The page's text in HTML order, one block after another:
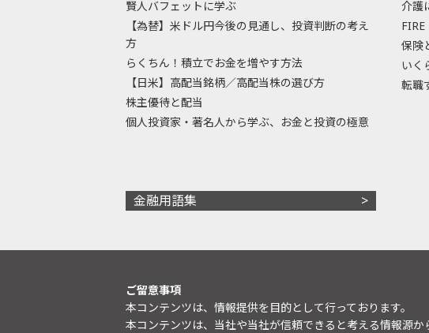
賢人バフェットに学ぶ
【為替】米ドル円今後の見通し、投資判断の考え
方
らくちん！積立でお金を増やす方法
【日米】高配当銘柄／高配当株の選び方
株主優待と配当
個人投資家・著名人から学ぶ、お金と投資の極意
介護
FIRE
保険
いく
転職
金融用語集
ご留意事項
本コンテンツは、情報提供を目的として行っております。
本コンテンツは、当社や当社が信頼できると考える情報源